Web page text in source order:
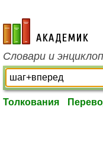
academic.ru
Словари и
Толкования